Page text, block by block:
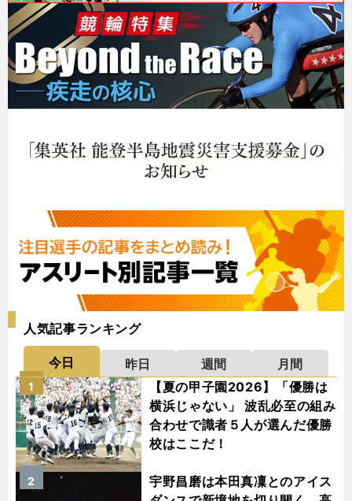
人気記事ランキング
今日 昨日 週間
月間
【夏の甲子園2026】「優勝は
横浜じゃない」 波乱必至の組み
合わせで識者５人が選んだ優勝
校はここだ！
1
宇野昌磨は本田真凜とのアイス
2